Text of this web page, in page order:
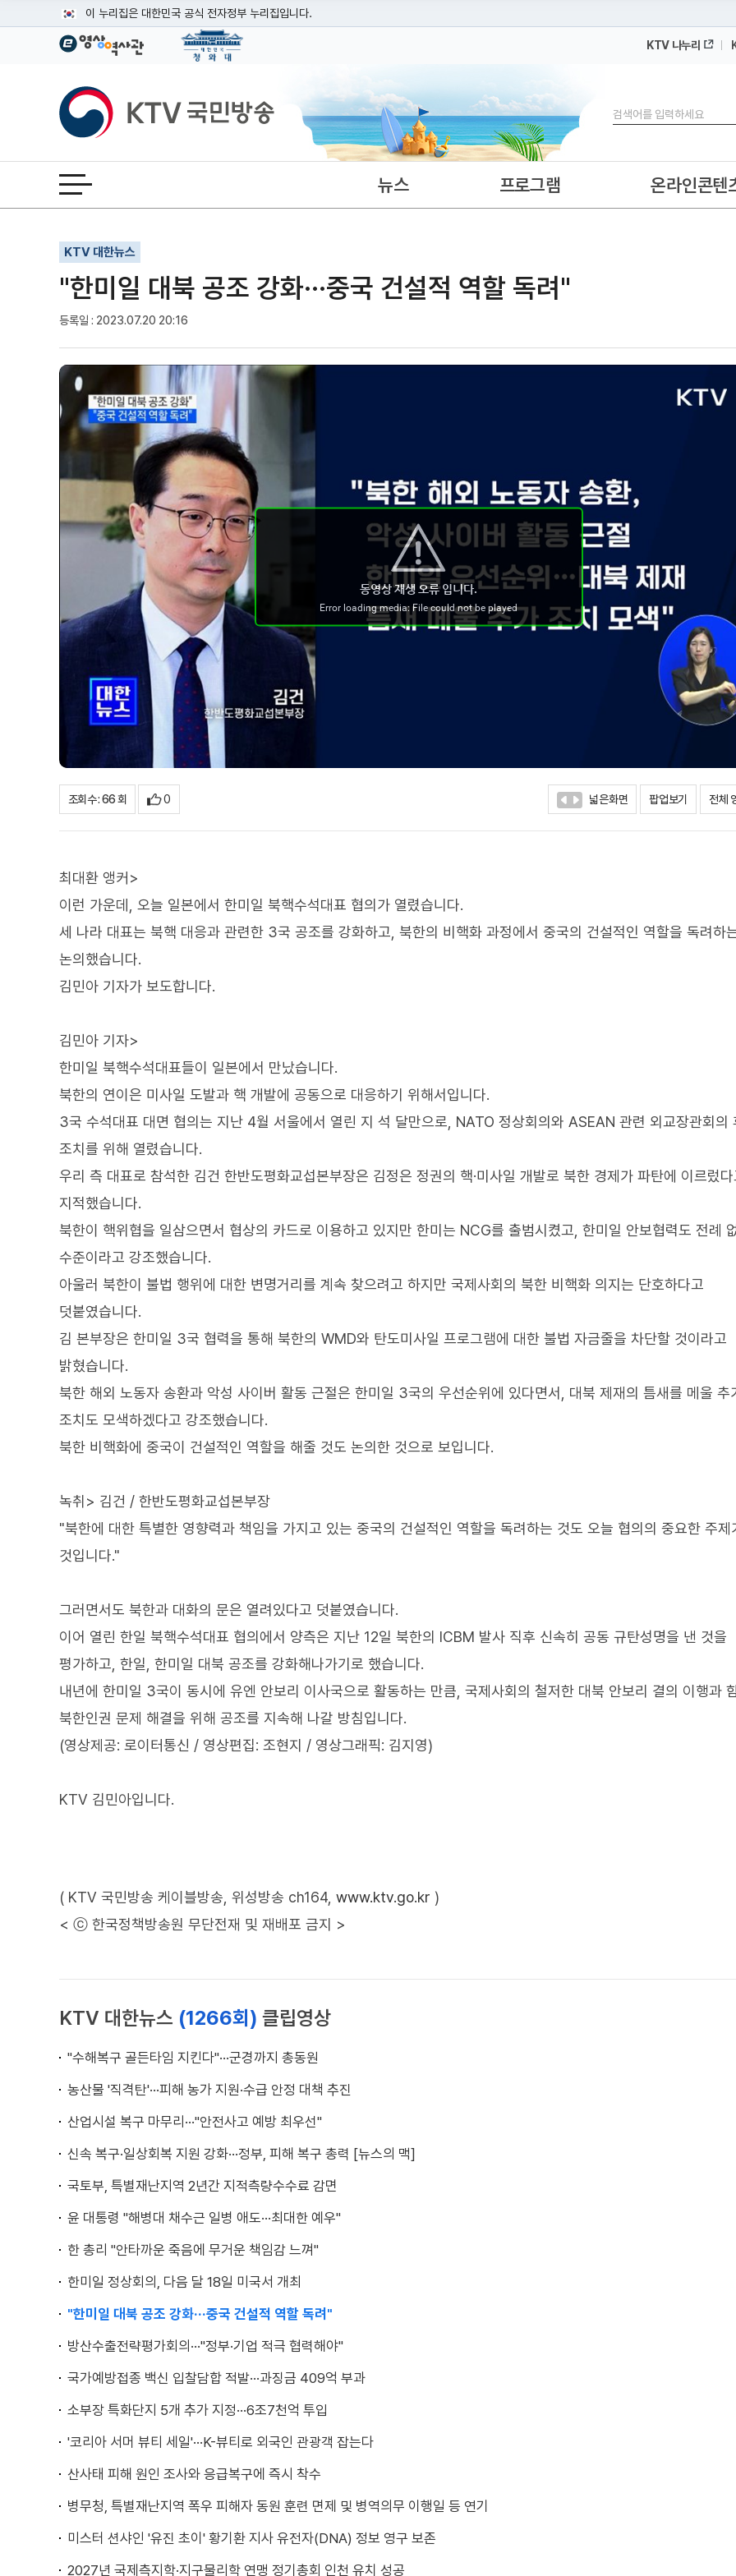
이 누리집은 대한민국 공식 전자정부 누리집입니다.
공식 누리집 주소 확인하기
이밖에 or.kr 또는 .kr등 다른 도메인 주소를 사용하고 있다면 아래 URL에서 도메인 주소를 확인해 보세요
운영중인 공식 누리집보기
KTV 나누리
KTV국민방송
검색
전체메뉴 열기 뉴스 프로그램 온라인콘텐
KTV 대한뉴스
"한미일 대북 공조 강화···중국 건설적 역할 독려"
등록일 : 2023.07.20 20:16
기사인쇄
글자확대
글자축소
조회수 : 66 회 0 넓은화면 팝업보기 전체
최대환 앵커>
이런 가운데, 오늘 일본에서 한미일 북핵수석대표 협의가 열렸습니다.
세 나라 대표는 북핵 대응과 관련한 3국 공조를 강화하고, 북한의 비핵화 과정에서 중국의 건설적인 역할을 독려하
논의했습니다.
김민아 기자가 보도합니다.
김민아 기자>
한미일 북핵수석대표들이 일본에서 만났습니다.
북한의 연이은 미사일 도발과 핵 개발에 공동으로 대응하기 위해서입니다.
3국 수석대표 대면 협의는 지난 4월 서울에서 열린 지 석 달만으로, NATO 정상회의와 ASEAN 관련 외교장관회의
조치를 위해 열렸습니다.
우리 측 대표로 참석한 김건 한반도평화교섭본부장은 김정은 정권의 핵·미사일 개발로 북한 경제가 파탄에 이르렀다
지적했습니다.
북한이 핵위협을 일삼으면서 협상의 카드로 이용하고 있지만 한미는 NCG를 출범시켰고, 한미일 안보협력도 전례
수준이라고 강조했습니다.
아울러 북한이 불법 행위에 대한 변명거리를 계속 찾으려고 하지만 국제사회의 북한 비핵화 의지는 단호하다고
덧붙였습니다.
김 본부장은 한미일 3국 협력을 통해 북한의 WMD와 탄도미사일 프로그램에 대한 불법 자금줄을 차단할 것이라고
밝혔습니다.
북한 해외 노동자 송환과 악성 사이버 활동 근절은 한미일 3국의 우선순위에 있다면서, 대북 제재의 틈새를 메울 추
조치도 모색하겠다고 강조했습니다.
북한 비핵화에 중국이 건설적인 역할을 해줄 것도 논의한 것으로 보입니다.
녹취> 김건 / 한반도평화교섭본부장
"북한에 대한 특별한 영향력과 책임을 가지고 있는 중국의 건설적인 역할을 독려하는 것도 오늘 협의의 중요한 주제
것입니다."
그러면서도 북한과 대화의 문은 열려있다고 덧붙였습니다.
이어 열린 한일 북핵수석대표 협의에서 양측은 지난 12일 북한의 ICBM 발사 직후 신속히 공동 규탄성명을 낸 것을
평가하고, 한일, 한미일 대북 공조를 강화해나가기로 했습니다.
내년에 한미일 3국이 동시에 유엔 안보리 이사국으로 활동하는 만큼, 국제사회의 철저한 대북 안보리 결의 이행과
북한인권 문제 해결을 위해 공조를 지속해 나갈 방침입니다.
(영상제공: 로이터통신 / 영상편집: 조현지 / 영상그래픽: 김지영)
KTV 김민아입니다.
( KTV 국민방송 케이블방송, 위성방송 ch164, www.ktv.go.kr )
< ⓒ 한국정책방송원 무단전재 및 재배포 금지 >
KTV 대한뉴스 (1266회) 클립영상
"수해복구 골든타임 지킨다"···군경까지 총동원
농산물 '직격탄'···피해 농가 지원·수급 안정 대책 추진
산업시설 복구 마무리···"안전사고 예방 최우선"
신속 복구·일상회복 지원 강화···정부, 피해 복구 총력 [뉴스의 맥]
국토부, 특별재난지역 2년간 지적측량수수료 감면
윤 대통령 "해병대 채수근 일병 애도···최대한 예우"
한 총리 "안타까운 죽음에 무거운 책임감 느껴"
한미일 정상회의, 다음 달 18일 미국서 개최
"한미일 대북 공조 강화···중국 건설적 역할 독려"
방산수출전략평가회의···"정부·기업 적극 협력해야"
국가예방접종 백신 입찰담합 적발···과징금 409억 부과
소부장 특화단지 5개 추가 지정···6조7천억 투입
'코리아 서머 뷰티 세일'···K-뷰티로 외국인 관광객 잡는다
산사태 피해 원인 조사와 응급복구에 즉시 착수
병무청, 특별재난지역 폭우 피해자 동원 훈련 면제 및 병역의무 이행일 등 연기
미스터 션샤인 '유진 초이' 황기환 지사 유전자(DNA) 정보 영구 보존
2027년 국제측지학·지구물리학 연맹 정기총회 인천 유치 성공